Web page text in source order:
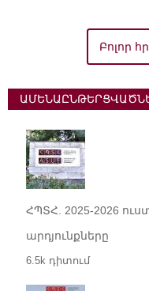
Բոլոր
ՀՊՏՀ. 2025-2026
արդյունքները
6.5k դիտում